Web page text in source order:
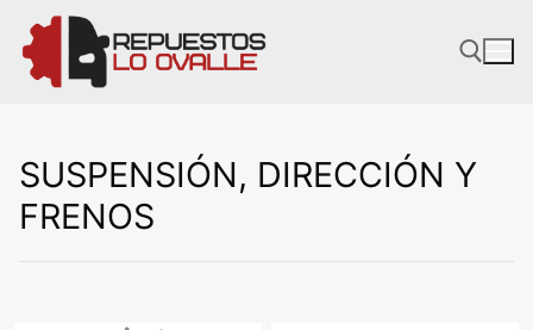
contenido
SUSPENSIÓN, DIRECCIÓN Y
FRENOS